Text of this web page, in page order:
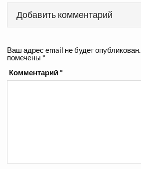
Добавить комментарий
Ваш адрес email не будет опубликован.
помечены *
Комментарий*